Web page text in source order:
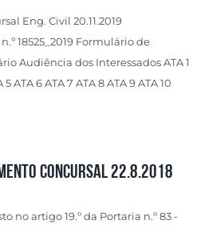
Eng. Civil 20.11.2019
18525_2019 Formulário de
Audiência dos Interessados ATA 1
5 ATA 6 ATA 7 ATA 8 ATA 9 ATA 10
Concursal 22.8.2018
no artigo 19.º da Portaria n.º 83 -